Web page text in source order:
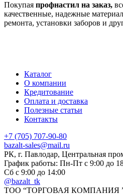
Покупая профнастил на заказ,
качественные, надежные
ремонта, установки заборов и
Каталог
О компании
Кредитование
Оплата и доставка
Полезные статьи
Контакты
+7 (705) 707-90-80
bazalt-sales@mail.ru
РК, г. Павлодар, Центральная
График работы: Пн-Пт с 9:00 до
Сб с 9:00 до 14:00
@bazalt_tk
ТОО “ТОРГОВАЯ КОМПАНИЯ